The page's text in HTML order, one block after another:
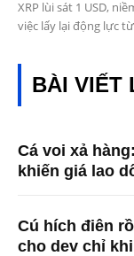
XRP lùi sát 1 USD,
việc lấy lại động lực
BÀI VIẾT
Cá voi xả
khiến giá lao
Cú hích điên
cho dev chỉ